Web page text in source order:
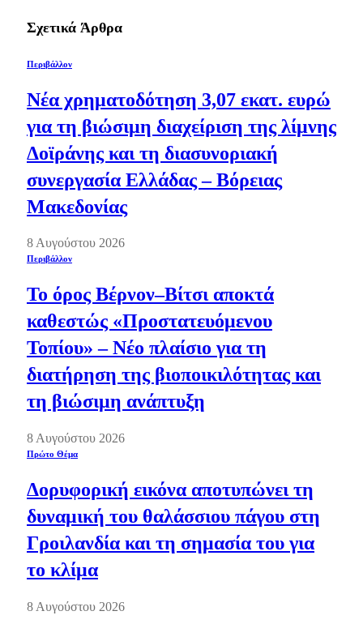
Σχετικά Άρθρα
Περιβάλλον
Νέα χρηματοδότηση 3,07 εκατ. ευρώ
για τη βιώσιμη διαχείριση της λίμνης
Δοϊράνης και τη διασυνοριακή
συνεργασία Ελλάδας – Βόρειας
Μακεδονίας
8 Αυγούστου 2026
Περιβάλλον
Το όρος Βέρνον–Βίτσι αποκτά
καθεστώς «Προστατευόμενου
Τοπίου» – Νέο πλαίσιο για τη
διατήρηση της βιοποικιλότητας και
τη βιώσιμη ανάπτυξη
8 Αυγούστου 2026
Πρώτο Θέμα
Δορυφορική εικόνα αποτυπώνει τη
δυναμική του θαλάσσιου πάγου στη
Γροιλανδία και τη σημασία του για
το κλίμα
8 Αυγούστου 2026